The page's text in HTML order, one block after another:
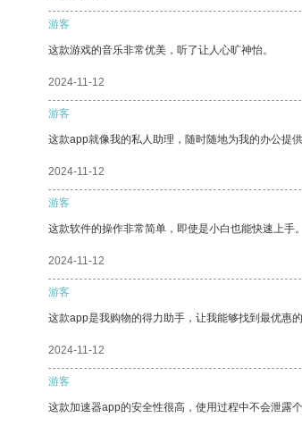
游客
这款游戏的音乐非常优美，听了让人心旷神怡。
2024-11-12
游客
这款app就像我的私人助理，随时随地为我的办公提
2024-11-12
游客
这款软件的操作非常简单，即使是小白也能快速上手。
2024-11-12
游客
这款app是我购物的得力助手，让我能够找到最优惠
2024-11-12
游客
这款加速器app的安全性很高，使用过程中不会泄露